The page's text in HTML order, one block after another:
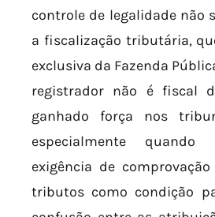
controle de legalidade não
a fiscalização tributária,
exclusiva da Fazenda
registrador não é fiscal
ganhado força nos
especialmente
exigência de
tributos como condição